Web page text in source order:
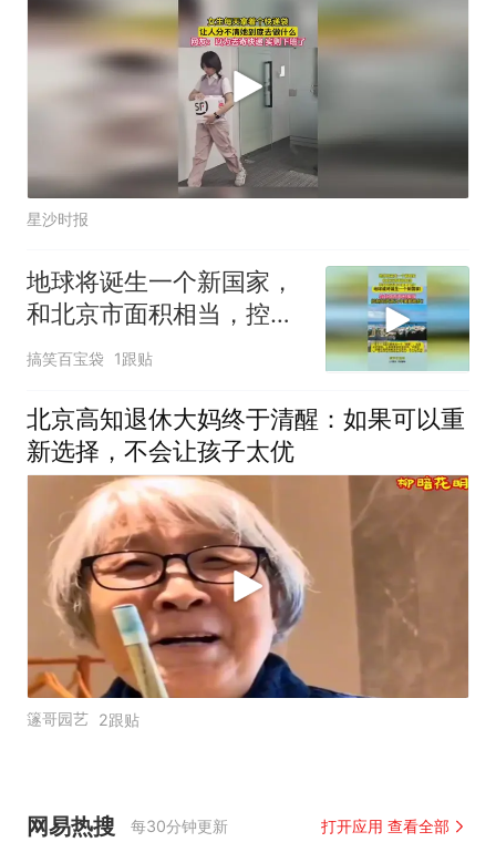
星沙时报
地球将诞生一个新国家，
和北京市面积相当，控制
的资源中美都眼红
搞笑百宝袋 1跟贴
北京高知退休大妈终于清醒：如果可以重
新选择，不会让孩子太优
篴哥园艺 2跟贴
网易热搜 每30分钟更新 打开应用 查看全部